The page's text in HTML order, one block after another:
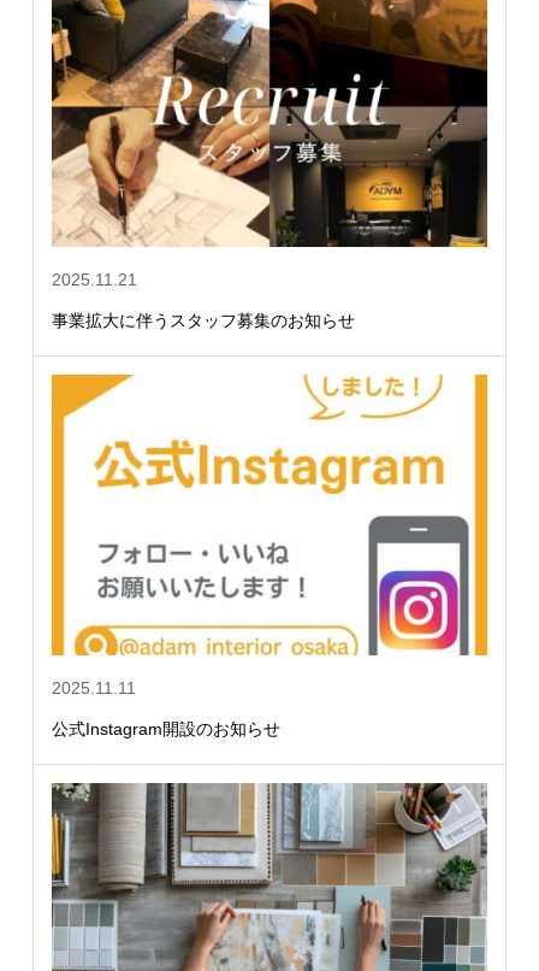
2025.11.21
事業拡大に伴うスタッフ募集のお知らせ
2025.11.11
公式Instagram開設のお知らせ